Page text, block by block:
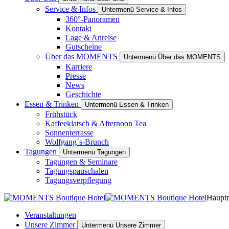
Service & Infos Untermenü Service & Infos
360°-Panoramen
Kontakt
Lage & Anreise
Gutscheine
Über das MOMENTS
Untermenü Über das MOMENTS
Karriere
Presse
News
Geschichte
Essen & Trinken
Untermenü Essen & Trinken
Frühstück
Kaffeeklatsch & Afternoon Tea
Sonnenterrasse
Wolfgang´s-Brunch
Tagungen
Untermenü Tagungen
Tagungen & Seminare
Tagungspauschalen
Tagungsverpflegung
Veranstaltungen
Unsere Zimmer
Untermenü Unsere Zimmer